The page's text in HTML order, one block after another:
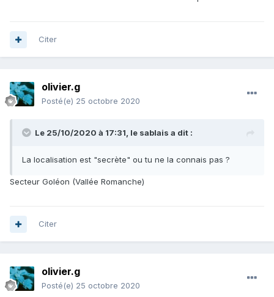
Citer
olivier.g
Posté(e) 25 octobre 2020
Le 25/10/2020 à 17:31, le sablais a dit :
La localisation est "secrète" ou tu ne la connais pas ?
Secteur Goléon (Vallée Romanche)
Citer
olivier.g
Posté(e) 25 octobre 2020